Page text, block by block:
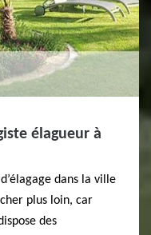
élagueur à
dans la ville
plus loin, car
des